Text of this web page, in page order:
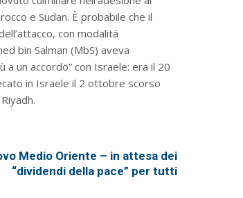
e Sudan. È probabile che il
con modalità
bin Salman (MbS) aveva
a un accordo” con Israele: era il 20
in Israele il 2 ottobre scorso
Medio Oriente – in attesa dei
“dividendi della pace” per tutti